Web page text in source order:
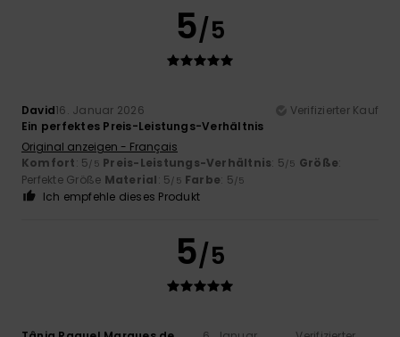
5/5
David16. Januar 2026
Verifizierter Kauf
Ein perfektes Preis-Leistungs-Verhältnis
Original anzeigen - Français
Komfort: 5/5 Preis-Leistungs-Verhältnis: 5/5 Größe:
Perfekte Größe Material: 5/5 Farbe: 5/5
Ich empfehle dieses Produkt
5/5